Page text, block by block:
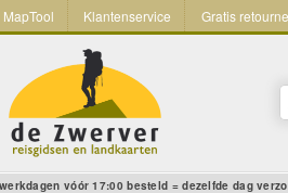
MapTool Klantenservice Gratis
vóór 17:00 besteld = dezelfde dag